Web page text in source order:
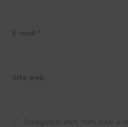
E-mail *
Site web
Enregistrer mon nom, mon